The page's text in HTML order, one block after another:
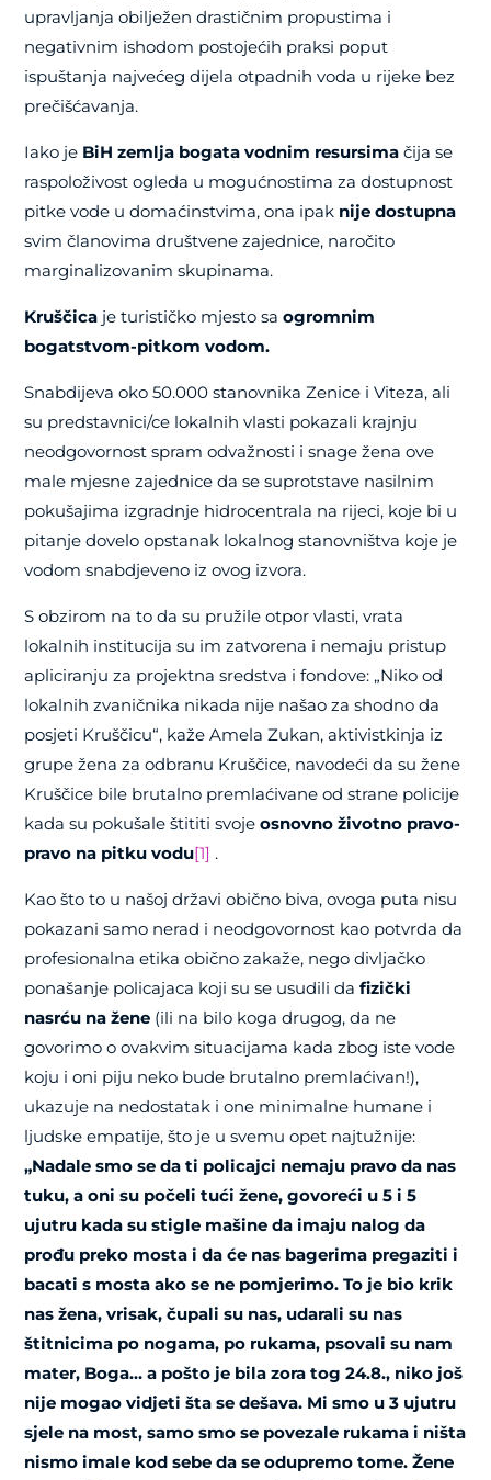
upravljanja obilježen drastičnim propustima i
negativnim ishodom postojećih praksi poput
ispuštanja najvećeg dijela otpadnih voda u rijeke bez
prečišćavanja.
Iako je BiH zemlja bogata vodnim resursima čija se
raspoloživost ogleda u mogućnostima za dostupnost
pitke vode u domaćinstvima, ona ipak nije dostupna
svim članovima društvene zajednice, naročito
marginalizovanim skupinama.
Kruščica je turističko mjesto saogromnim
bogatstvom-pitkom vodom.
Snabdijeva oko 50.000 stanovnika Zenice i Viteza, ali
su predstavnici/ce lokalnih vlasti pokazali krajnju
neodgovornost spram odvažnosti i snage žena ove
male mjesne zajednice da se suprotstave nasilnim
pokušajima izgradnje hidrocentrala na rijeci, koje bi u
pitanje dovelo opstanak lokalnog stanovništva koje je
vodom snabdjeveno iz ovog izvora.
S obzirom na to da su pružile otpor vlasti, vrata
lokalnih institucija su im zatvorena i nemaju pristup
apliciranju za projektna sredstva i fondove: „Niko od
lokalnih zvaničnika nikada nije našao za shodno da
posjeti Kruščicu“, kaže Amela Zukan, aktivistkinja iz
grupe žena za odbranu Kruščice, navodeći da su žene
Kruščice bile brutalno premlaćivane od strane policije
kada su pokušale štititi svojeosnovno životno pravo-
pravo na pitku vodu[1] .
Kao što to u našoj državi obično biva, ovoga puta nisu
pokazani samo nerad i neodgovornost kao potvrda da
profesionalna etika obično zakaže, nego divljačko
ponašanje policajaca koji su se usudili dafizički
nasrću na žene (ili na bilo koga drugog, da ne
govorimo o ovakvim situacijama kada zbog iste vode
koju i oni piju neko bude brutalno premlaćivan!),
ukazuje na nedostatak i one minimalne humane i
ljudske empatije, što je u svemu opet najtužnije:
„Nadale smo se da ti policajci nemaju pravo da nas
tuku, a oni su počeli tući žene, govoreći u 5 i 5
ujutru kada su stigle mašine da imaju nalog da
prođu preko mosta i da će nas bagerima pregaziti i
bacati s mosta ako se ne pomjerimo. To je bio krik
nas žena, vrisak, čupali su nas, udarali su nas
štitnicima po nogama, po rukama, psovali su nam
mater, Boga… a pošto je bila zora tog 24.8., niko još
nije mogao vidjeti šta se dešava. Mi smo u 3 ujutru
sjele na most, samo smo se povezale rukama i ništa
nismo imale kod sebe da se odupremo tome. Žene